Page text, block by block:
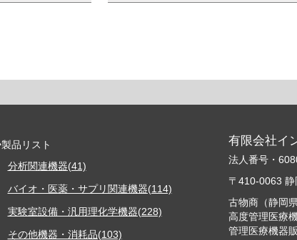
製品リスト
分析関連機器(41)
バイオ・医薬・サプリ関連機器(114)
実験室設備・汎用理化学機器(228)
その他機器・消耗品(103)
有限会社イ
法人番号・
〒410-0063 静
古物商（静岡
高度管理医療
管理医療機器